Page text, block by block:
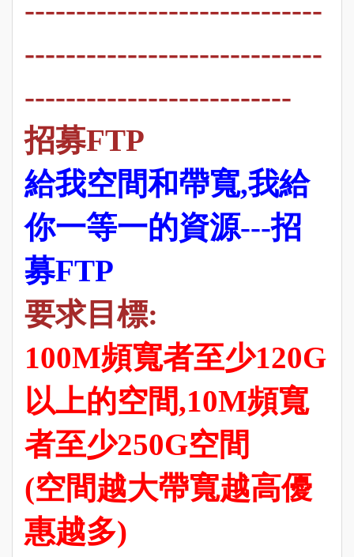
-----------------------------
-----------------------------
--------------------------
招募FTP
給我空間和帶寬,我給
你一等一的資源---招
募FTP
要求目標:
100M頻寬者至少120G
以上的空間,10M頻寬
者至少250G空間
(空間越大帶寬越高優
惠越多)